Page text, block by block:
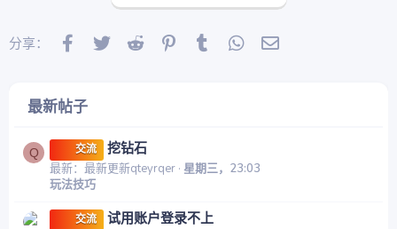
分享： Facebook
Twitter Reddit PinterestTumblr WhatsApp
最新帖子
Q 交流 挖钻石
最新：最新更新qteyrqer 星期三，23:03
玩法技巧
交流 试用账户登录不上